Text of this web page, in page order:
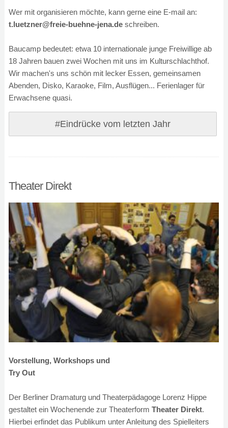
Wer mit organisieren möchte, kann gerne eine E-mail an:
t.luetzner@freie-buehne-jena.de schreiben.
Baucamp bedeutet: etwa 10 internationale junge Freiwillige ab
18 Jahren bauen zwei Wochen mit uns im Kulturschlachthof.
Wir machen's uns schön mit lecker Essen, gemeinsamen
Abenden, Disko, Karaoke, Film, Ausflügen... Ferienlager für
Erwachsene quasi.
#Eindrücke vom letzten Jahr
Theater Direkt
Vorstellung, Workshops und
Try Out
Der Berliner Dramaturg und Theaterpädagoge Lorenz Hippe
gestaltet ein Wochenende zur Theaterform Theater Direkt.
Hierbei erfindet das Publikum unter Anleitung des Spielleiters